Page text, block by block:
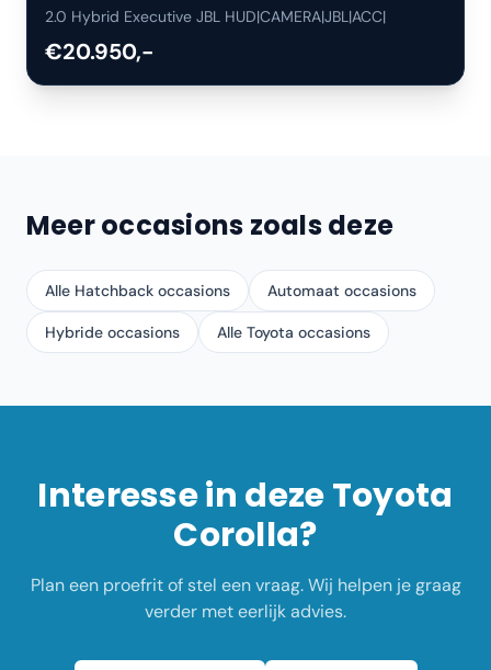
2.0 Hybrid Executive JBL HUD|CAMERA|JBL|ACC|
€20.950,-
Meer occasions zoals deze
Alle Hatchback occasions Automaat occasions
Hybride occasions Alle Toyota occasions
Interesse in dezeToyota
Corolla?
Plan een proefrit of stel een vraag. Wij helpen je graag
verder met eerlijk advies.